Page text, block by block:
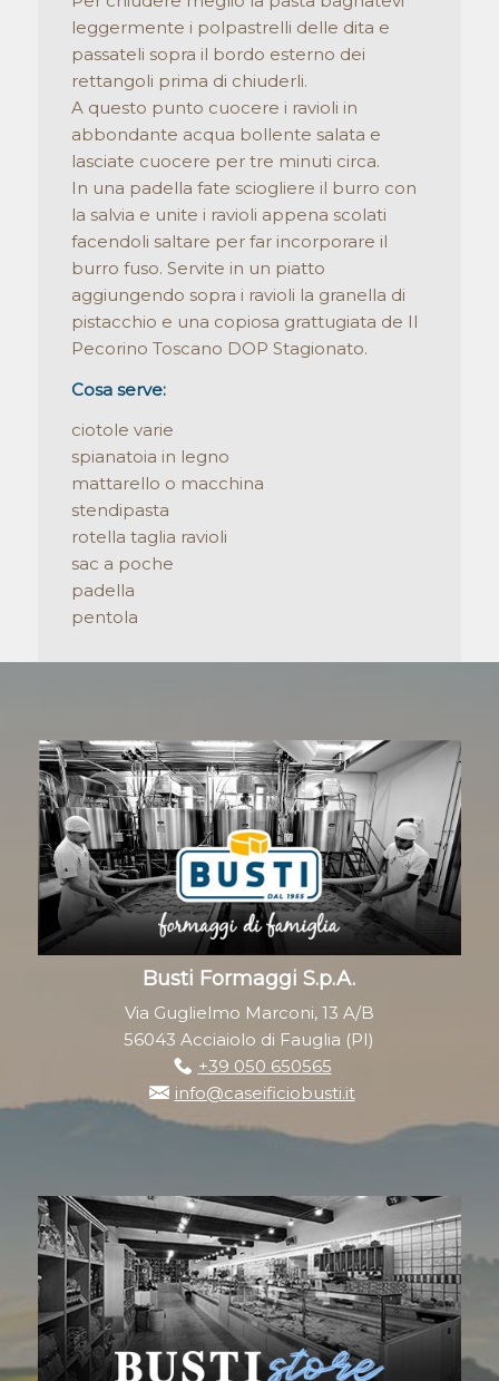
leggermente i polpastrelli delle dita e
passateli sopra il bordo esterno dei
rettangoli prima di chiuderli.
A questo punto cuocere i ravioli in
abbondante acqua bollente salata e
lasciate cuocere per tre minuti circa.
In una padella fate sciogliere il burro con
la salvia e unite i ravioli appena scolati
facendoli saltare per far incorporare il
burro fuso. Servite in un piatto
aggiungendo sopra i ravioli la granella di
pistacchio e una copiosa grattugiata de Il
Pecorino Toscano DOP Stagionato.
Cosa serve:
ciotole varie
spianatoia in legno
mattarello o macchina
stendipasta
rotella taglia ravioli
sac a poche
padella
pentola
Busti Formaggi S.p.A.
Via Guglielmo Marconi, 13 A/B
56043 Acciaiolo di Fauglia (PI)
+39 050 650565
info@caseificiobusti.it